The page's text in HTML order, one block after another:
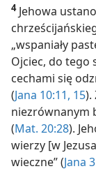
4Jehowa
„wspaniały
Ojciec, do tego
cechami się
(Jana 10:11, 15).
niezrównanym
(Mat. 20:28).
wierzy [w
wieczne” (Jana